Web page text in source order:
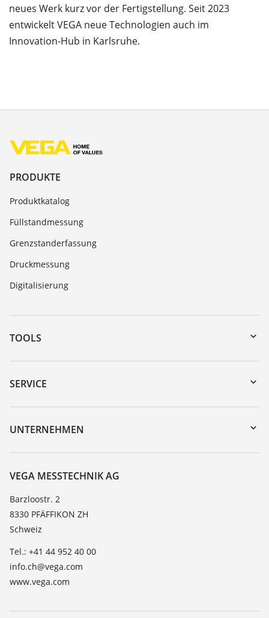
neues Werk kurz vor der Fertigstellung. Seit 2023
entwickelt VEGA neue Technologien auch im
Innovation-Hub in Karlsruhe.
PRODUKTE
Produktkatalog
Füllstandmessung
Grenzstanderfassung
Druckmessung
Digitalisierung
TOOLS
Download-Center
Gerätesuche (Seriennummer)
DTM Collection/PACTware
SERVICE
Geräterücksendung
Trainings
Beständigkeitsliste
TeamViewer
UNTERNEHMEN
Über VEGA
Kontakt
News
Presse
Blog
VEGA MESSTECHNIK AG
Barzloostr. 2
8330 PFÄFFIKON ZH
Schweiz
Tel.: +41 44 952 40 00
info.ch@vega.com
www.vega.com